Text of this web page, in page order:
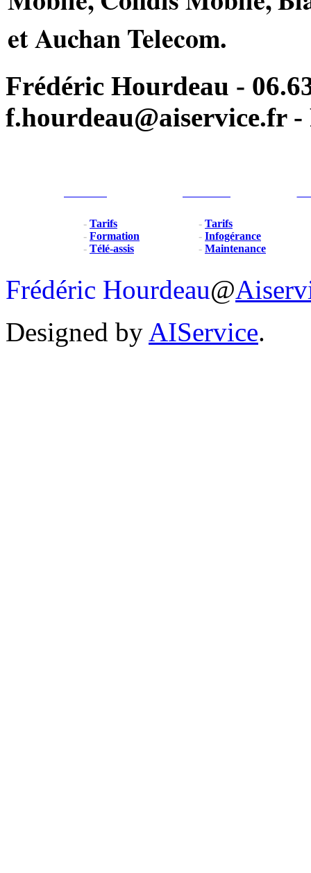
et Auchan Telecom.
Frédéric Hourdeau -
f.hourdeau@aiservice.fr -
- Tarifs
- Formation
- Télé-assis
- Tarifs
- Infogérance
- Maintenance
Frédéric Hourdeau@
Designed by AIService.